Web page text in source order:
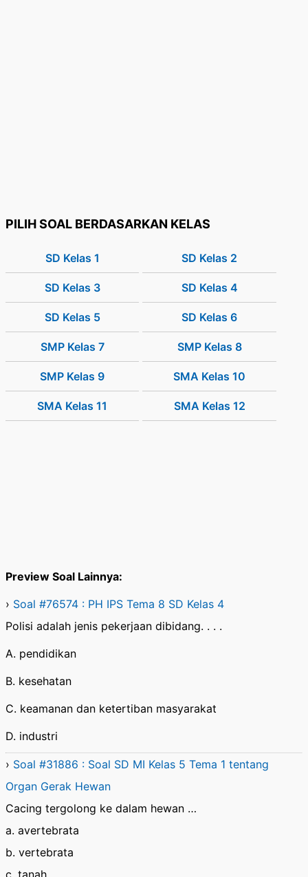
PILIH SOAL BERDASARKAN KELAS
SD Kelas 1 SD Kelas 2
SD Kelas 3 SD Kelas 4
SD Kelas 5 SD Kelas 6
SMP Kelas 7 SMP Kelas 8
SMP Kelas 9 SMA Kelas 10
SMA Kelas 11 SMA Kelas 12
Preview Soal Lainnya:
› Soal #76574 : PH IPS Tema 8 SD Kelas 4
Polisi adalah jenis pekerjaan dibidang. . . .
A. pendidikan
B. kesehatan
C. keamanan dan ketertiban masyarakat
D. industri
› Soal #31886 : Soal SD MI Kelas 5 Tema 1 tentang
Organ Gerak Hewan
Cacing tergolong ke dalam hewan …
a. avertebrata
b. vertebrata
c. tanah